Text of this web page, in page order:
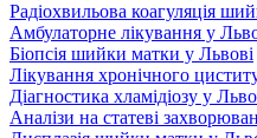
Радіохвильова коагуляція
Амбулаторне лікування у
Біопсія шийки матки у Львові
Лікування хронічного
Діагностика хламідіозу у
Аналізи на статеві